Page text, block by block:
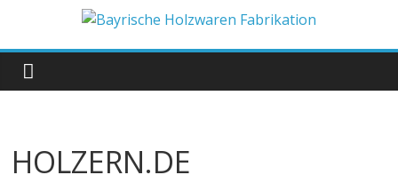
springen
Bayrische
Holzwaren
Fabrikation
HOLZERN.DE